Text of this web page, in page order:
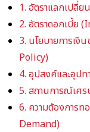
1. อัตราแลกเปลี่ย
2. อัตราดอกเบี้ย
3. นโยบายการเงิ
Policy)
4. อุปสงค์และอุป
5. สถานการณ์เศ
6. ความต้องการ
Demand)